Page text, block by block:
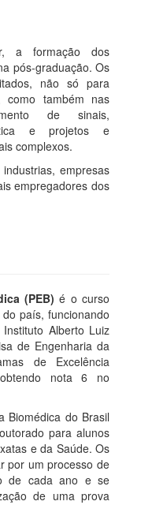
a formação dos
pós-graduação. Os
não só para
como também nas
de sinais,
e projetos e
complexos.
empresas
empregadores dos
(PEB) é o curso
país, funcionando
Alberto Luiz
de Engenharia da
de Excelência
nota 6 no
Biomédica do Brasil
para alunos
e da Saúde. Os
por um processo de
de cada ano e se
de uma prova